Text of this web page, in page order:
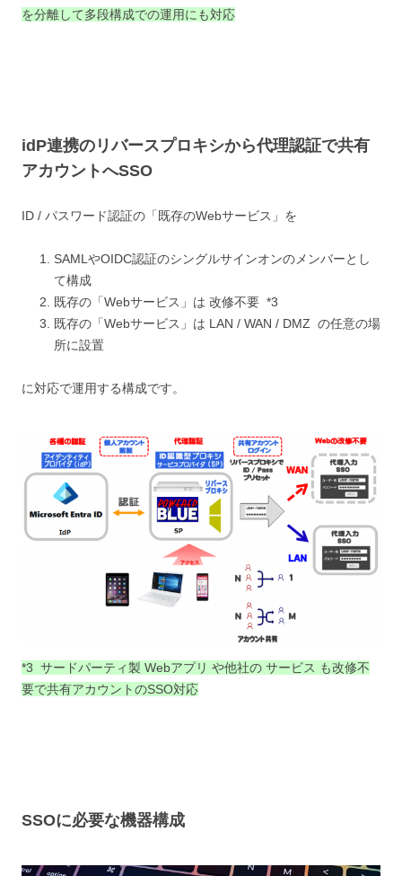
を分離して多段構成での運用にも対応
idP連携のリバースプロキシから代理認証で共有
アカウントへSSO
ID / パスワード認証の「既存のWebサービス」を
SAMLやOIDC認証のシングルサインオンのメンバーとし
て構成
既存の「Webサービス」は 改修不要 *3
既存の「Webサービス」は LAN / WAN / DMZ の任意の場
所に設置
に対応で運用する構成です。
*3 サードパーティ製 Webアプリ や他社の サービス も改修不
要で共有アカウントのSSO対応
SSOに必要な機器構成